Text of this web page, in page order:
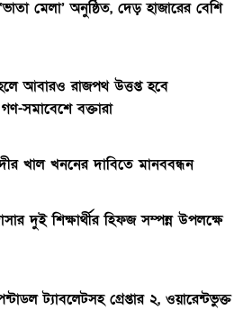
মেলা’ অনুষ্ঠিত, দেড় হাজারের বেশি
আবারও রাজপথ উত্তপ্ত হবে
সমাবেশে বক্তারা
খাল খননের দাবিতে মানববন্ধন
দুই শিক্ষার্থীর হিফজ সম্পন্ন উপলক্ষে
ট্যাবলেটসহ গ্রেপ্তার ২, ওয়ারেন্টভুক্ত